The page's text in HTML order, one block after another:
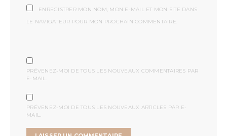
ENREGISTRER MON NOM, MON E-MAIL ET MON SITE DANS
LE NAVIGATEUR POUR MON PROCHAIN COMMENTAIRE.
PRÉVENEZ-MOI DE TOUS LES NOUVEAUX COMMENTAIRES PAR
E-MAIL.
PRÉVENEZ-MOI DE TOUS LES NOUVEAUX ARTICLES PAR E-
MAIL.